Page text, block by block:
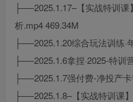
├──2025.1.17–【实战特训课
析.mp4 469.34M
├──2025.1.20综合玩法训练·
├──2025.1.6拿捏·2025-特训
├──2025.1.7强付费-净投产
├──2025.1.8–【实战特训课